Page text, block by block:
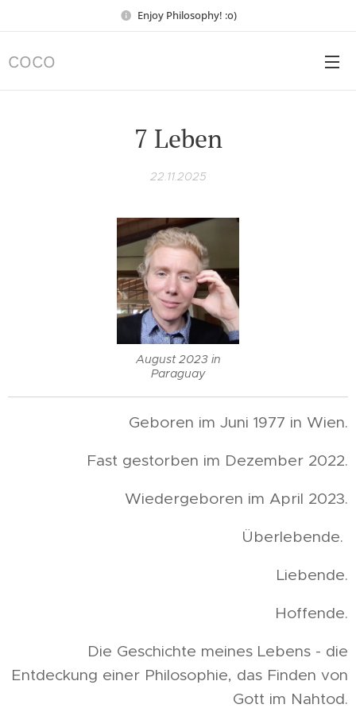
Enjoy Philosophy! :o)
COCO
7 Leben
22.11.2025
August 2023 in
Paraguay
Geboren im Juni 1977 in Wien.
Fast gestorben im Dezember 2022.
Wiedergeboren im April 2023.
Überlebende.
Liebende.
Hoffende.
Die Geschichte meines Lebens - die
Entdeckung einer Philosophie, das Finden von
Gott im Nahtod.